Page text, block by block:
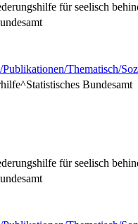
für seelisch
Thematisch/
Bundesamt
für seelisch